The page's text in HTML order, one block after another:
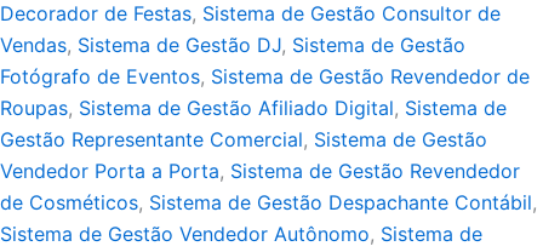
Decorador de Festas, Sistema de Gestão Consultor de
Vendas, Sistema de Gestão DJ, Sistema de Gestão
Fotógrafo de Eventos, Sistema de Gestão Revendedor de
Roupas, Sistema de Gestão Afiliado Digital, Sistema de
Gestão Representante Comercial, Sistema de Gestão
Vendedor Porta a Porta, Sistema de Gestão Revendedor
de Cosméticos, Sistema de Gestão Despachante Contábil,
Sistema de Gestão Vendedor Autônomo, Sistema de